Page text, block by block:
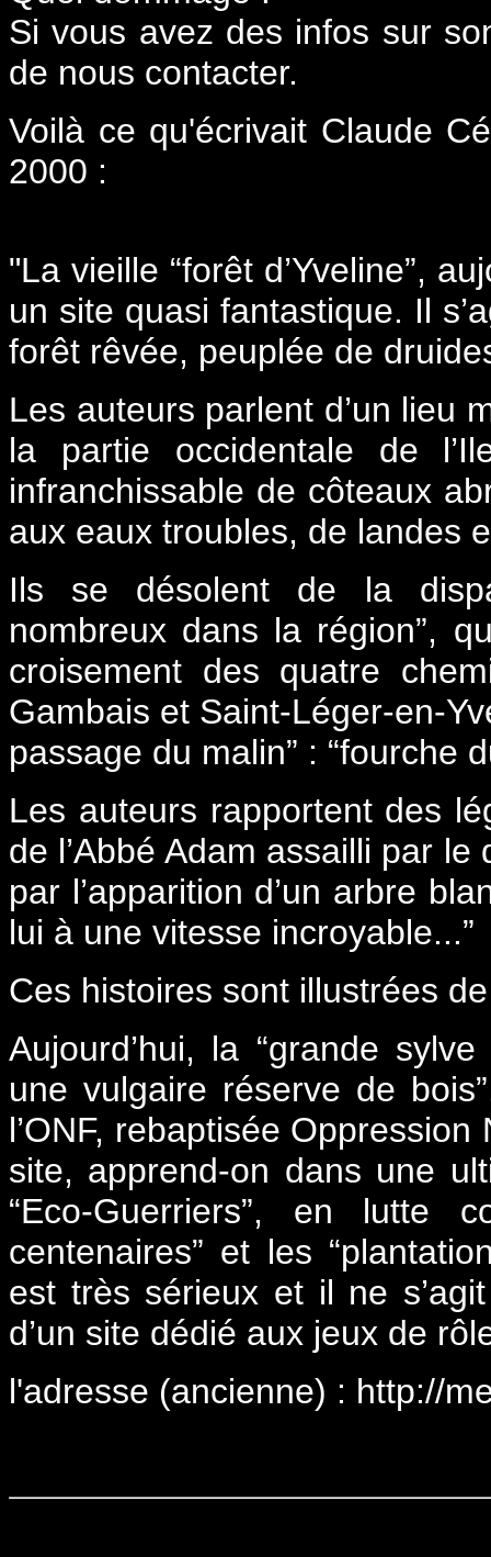
Si vous avez des infos sur
de nous contacter.
Voilà ce qu'écrivait Claude
2000 :
"La vieille “forêt d’Yveline”,
un site quasi fantastique. Il
forêt rêvée, peuplée de
Les auteurs parlent d’un lieu
la partie occidentale de
infranchissable de côteaux
aux eaux troubles, de landes
Ils se désolent de la
nombreux dans la région”,
croisement des quatre
Gambais et Saint-Léger-en-
passage du malin” : “fourche
Les auteurs rapportent des
de l’Abbé Adam assailli par
par l’apparition d’un arbre
lui à une vitesse incroyable...”
Ces histoires sont illustrées
Aujourd’hui, la “grande
une vulgaire réserve de
l’ONF, rebaptisée
site, apprend-on dans une
“Eco-Guerriers”, en lutte
centenaires” et les
est très sérieux et il ne
d’un site dédié aux jeux de
l'adresse (ancienne) : http://